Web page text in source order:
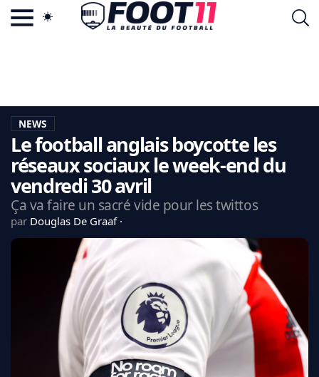
LA CHARTE
VIE PRIVÉE
CGU
CONTACTEZ-NOUS
MERCATO
REAL MADRID
FC BARCELONE
MANCHESTER UNITED
CHELSEA
NEWS
Le football anglais boycotte les
réseaux sociaux le week-end du
vendredi 30 avril
Ça va faire un sacré vide pour les twittos
par Douglas De Graaf